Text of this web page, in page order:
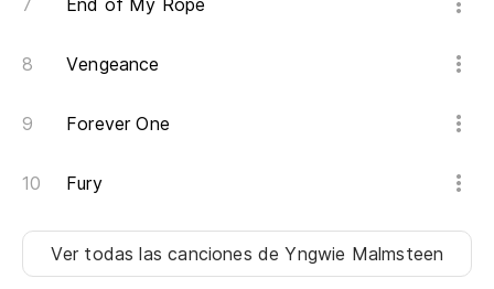
End of My Rope
Vengeance
Forever One
Fury
Ver todas las canciones de Yngwie Malmsteen